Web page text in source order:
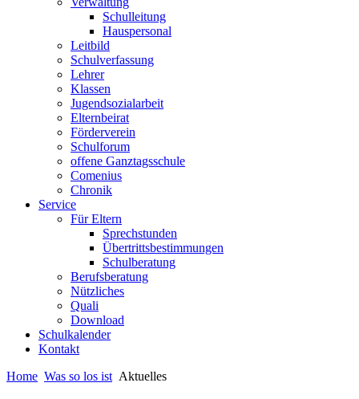
Schulleitung
Hauspersonal
Leitbild
Schulverfassung
Lehrer
Klassen
Jugendsozialarbeit
Elternbeirat
Förderverein
Schulforum
offene Ganztagsschule
Comenius
Chronik
Service
Für Eltern
Sprechstunden
Übertrittsbestimmungen
Schulberatung
Berufsberatung
Nützliches
Quali
Download
Schulkalender
Kontakt
Home Was so los ist Aktuelles